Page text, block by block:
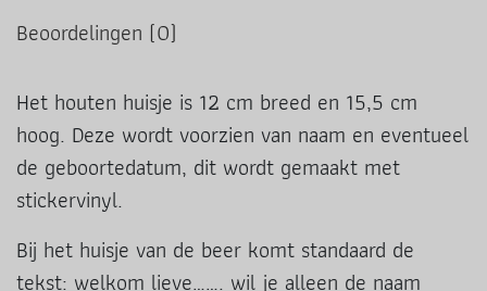
Beoordelingen (0)
Het houten huisje is 12 cm breed en 15,5 cm
hoog. Deze wordt voorzien van naam en eventueel
de geboortedatum, dit wordt gemaakt met
stickervinyl.
Bij het huisje van de beer komt standaard de
tekst: welkom lieve……. wil je alleen de naam